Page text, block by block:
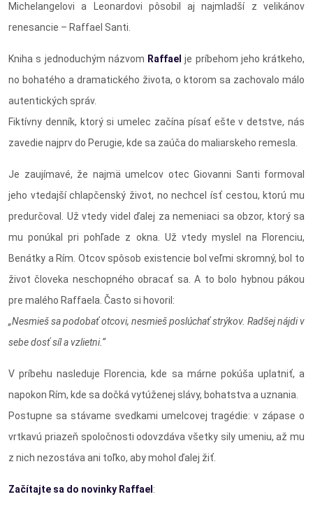
Michelangelovi a Leonardovi pôsobil aj najmladší z velikánov
renesancie – Raffael Santi.
Kniha s jednoduchým názvom Raffael je príbehom jeho krátkeho,
no bohatého a dramatického života, o ktorom sa zachovalo málo
autentických správ.
Fiktívny denník, ktorý si umelec začína písať ešte v detstve, nás
zavedie najprv do Perugie, kde sa zaúča do maliarskeho remesla.
Je zaujímavé, že najmä umelcov otec Giovanni Santi formoval
jeho vtedajší chlapčenský život, no nechcel ísť cestou, ktorú mu
predurčoval. Už vtedy videl ďalej za nemeniaci sa obzor, ktorý sa
mu ponúkal pri pohľade z okna. Už vtedy myslel na Florenciu,
Benátky a Rím. Otcov spôsob existencie bol veľmi skromný, bol to
život človeka neschopného obracať sa. A to bolo hybnou pákou
pre malého Raffaela. Často si hovoril:
„Nesmieš sa podobať otcovi, nesmieš poslúchať strýkov. Radšej nájdi v
sebe dosť síl a vzlietni.“
V príbehu nasleduje Florencia, kde sa márne pokúša uplatniť, a
napokon Rím, kde sa dočká vytúženej slávy, bohatstva a uznania.
Postupne sa stávame svedkami umelcovej tragédie: v zápase o
vrtkavú priazeň spoločnosti odovzdáva všetky sily umeniu, až mu
z nich nezostáva ani toľko, aby mohol ďalej žiť.
Začítajte sa do novinky Raffael :